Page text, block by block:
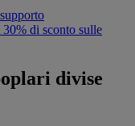
30% di sconto sulle
divise